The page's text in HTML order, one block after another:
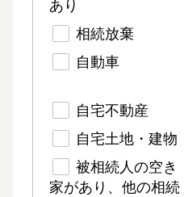
あり
相続放棄
自動車
自宅不動産
自宅土地・建物
被相続人の空き
家があり、他の相続